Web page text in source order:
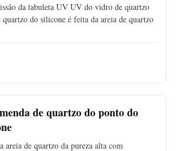
da tabuleta UV UV do vidro de quartzo
do silicone é feita da areia de quartzo
de quartzo do ponto do
de quartzo da pureza alta com